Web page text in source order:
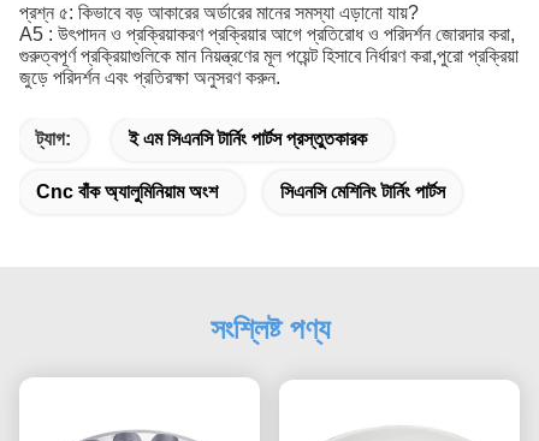
প্রশ্ন ৫: কিভাবে বড় আকারের অর্ডারের মানের সমস্যা এড়ানো যায়?
A5 : উৎপাদন ও প্রক্রিয়াকরণ প্রক্রিয়ার আগে প্রতিরোধ ও পরিদর্শন জোরদার করা,
গুরুত্বপূর্ণ প্রক্রিয়াগুলিকে মান নিয়ন্ত্রণের মূল পয়েন্ট হিসাবে নির্ধারণ করা,পুরো প্রক্রিয়া
জুড়ে পরিদর্শন এবং প্রতিরক্ষা অনুসরণ করুন.
ট্যাগ: ই এম সিএনসি টার্নিং পার্টস প্রস্তুতকারক
Cnc বাঁক অ্যালুমিনিয়াম অংশ সিএনসি মেশিনিং টার্নিং পার্টস
সংশ্লিষ্ট পণ্য